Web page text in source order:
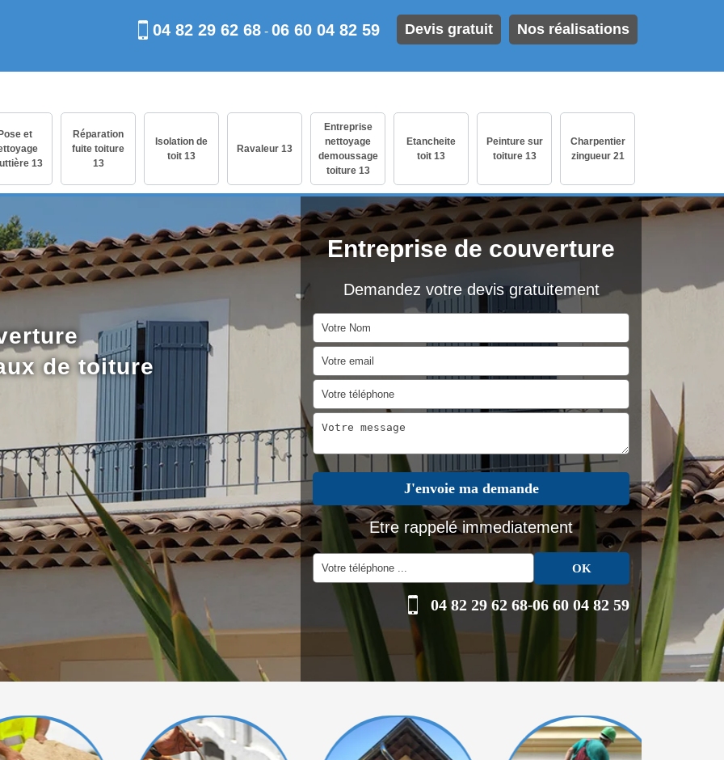
Devis gratuit Nos réalisations
04 82 29 62 68 - 06 60 04 82 59
Pose et
13
Réparation
fuite toiture
13
Isolation de
toit 13
Ravaleur 13
Entreprise
nettoyage
demoussage
toiture 13
Etancheite
toit 13
Peinture sur
toiture 13
Charpentier
zingueur 21
Entreprise de couverture
Demandez votre devis gratuitement
Etre rappelé immediatement
04 82 29 62 68-06 60 04 82 59
de toiture